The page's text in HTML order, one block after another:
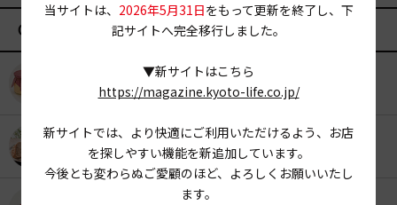
当サイトは、 2026年5月31日をもって更新を終了し、下
記サイトへ完全移行しました。
▼新サイトはこちら
https://magazine.kyoto-life.co.jp/
新サイトでは、より快適にご利用いただけるよう、お店
を探しやすい機能を新追加しています。
今後とも変わらぬご愛顧のほど、よろしくお願いいたし
ます。
CATEGORY
KYOTO OYATSU CLUB スナックフード
カフェ 京みやげ